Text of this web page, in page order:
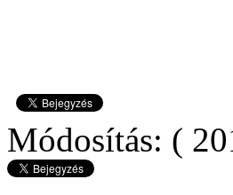
Módosítás: (